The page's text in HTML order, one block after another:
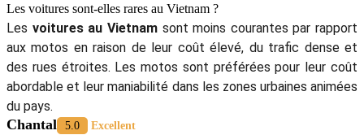
Les voitures sont-elles rares au Vietnam ?
Les voitures au Vietnamsont moins courantes par rapport
aux motos en raison de leur coût élevé, du trafic dense et
des rues étroites. Les motos sont préférées pour leur coût
abordable et leur maniabilité dans les zones urbaines animées
du pays.
Chantal 5.0 Excellent